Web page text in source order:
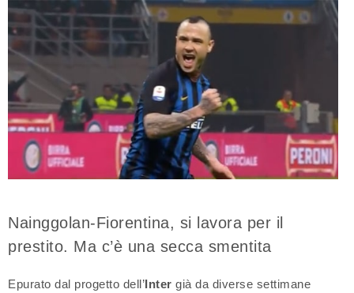
Nainggolan-Fiorentina, si lavora per il
prestito. Ma c’è una secca smentita
Epurato dal progetto dell’Inter già da diverse settimane